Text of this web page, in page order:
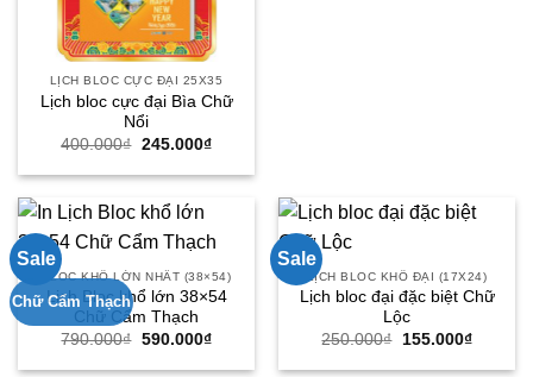
LỊCH BLOC CỰC ĐẠI 25X35
Lịch bloc cực đại Bìa Chữ
Nổi
400.000₫ Giá
là:
245.000₫Giá
tại
245.000₫.
Sale
Chữ Cẩm Thạch
BLOC KHỔ LỚN NHẤT (38×54)
Lịch Bloc khổ lớn 38×54
Chữ Cẩm Thạch
790.000₫ Giá
là:
590.000₫Giá
tại
Sale
LỊCH BLOC KHỔ ĐẠI (17X24)
Lịch bloc đại đặc biệt Chữ
Lộc
250.000₫
Giá
là:
155.000₫Giá
tại